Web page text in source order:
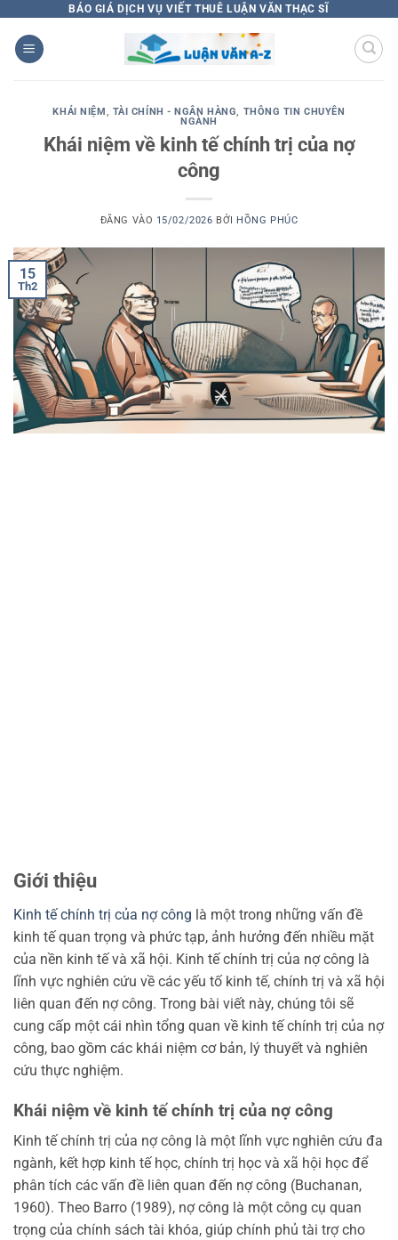
qua
nội
BÁO GIÁ DỊCH VỤ VIẾT THUÊ LUẬN VĂN THẠC SĨ
KHÁI NIỆM, TÀI CHÍNH - NGÂN HÀNG, THÔNG TIN CHUYÊN
NGÀNH
Khái niệm về kinh tế chính trị của nợ
công
ĐĂNG VÀO 15/02/2026 BỞI HỒNG PHÚC
15
Th2
Giới thiệu
Kinh tế chính trị của nợ công là một trong những vấn đề
kinh tế quan trọng và phức tạp, ảnh hưởng đến nhiều mặt
của nền kinh tế và xã hội. Kinh tế chính trị của nợ công là
lĩnh vực nghiên cứu về các yếu tố kinh tế, chính trị và xã hội
liên quan đến nợ công. Trong bài viết này, chúng tôi sẽ
cung cấp một cái nhìn tổng quan về kinh tế chính trị của nợ
công, bao gồm các khái niệm cơ bản, lý thuyết và nghiên
cứu thực nghiệm.
Khái niệm về kinh tế chính trị của nợ công
Kinh tế chính trị của nợ công là một lĩnh vực nghiên cứu đa
ngành, kết hợp kinh tế học, chính trị học và xã hội học để
phân tích các vấn đề liên quan đến nợ công (Buchanan,
1960). Theo Barro (1989), nợ công là một công cụ quan
trọng của chính sách tài khóa, giúp chính phủ tài trợ cho